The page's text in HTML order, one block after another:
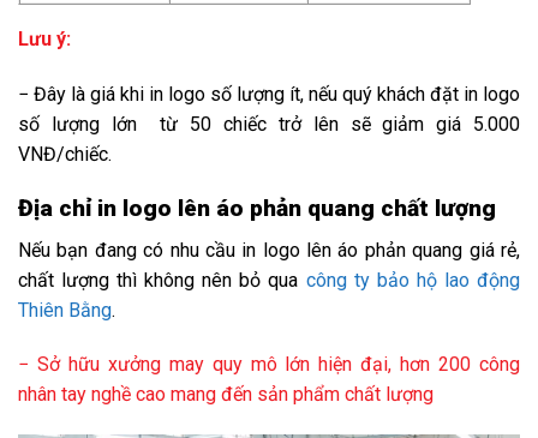
Lưu ý:
− Đây là giá khi in logo số lượng ít, nếu quý khách đặt in logo
số lượng lớn từ 50 chiếc trở lên sẽ giảm giá 5.000
VNĐ/chiếc.
Địa chỉ in logo lên áo phản quang chất lượng
Nếu bạn đang có nhu cầu in logo lên áo phản quang giá rẻ,
chất lượng thì không nên bỏ qua công ty bảo hộ lao động
Thiên Bằng.
− Sở hữu xưởng may quy mô lớn hiện đại, hơn 200 công
nhân tay nghề cao mang đến sản phẩm chất lượng